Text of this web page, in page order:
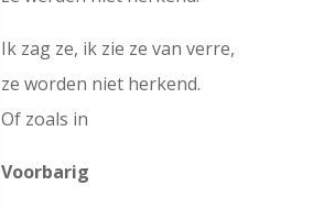
Ik zag ze, ik zie ze van verre,
ze worden niet herkend.
Of zoals in
Voorbarig